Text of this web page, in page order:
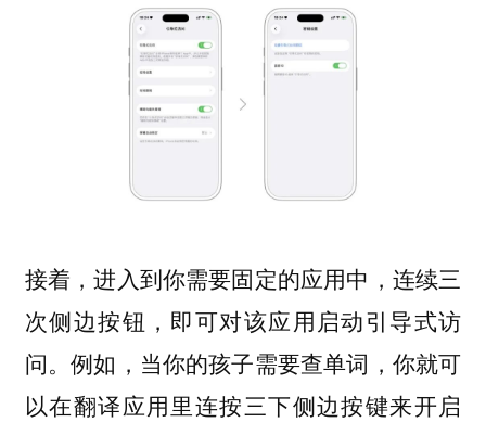
接着，进入到你需要固定的应用中，连续三
次侧边按钮，即可对该应用启动引导式访
问。例如，当你的孩子需要查单词，你就可
以在翻译应用里连按三下侧边按键来开启